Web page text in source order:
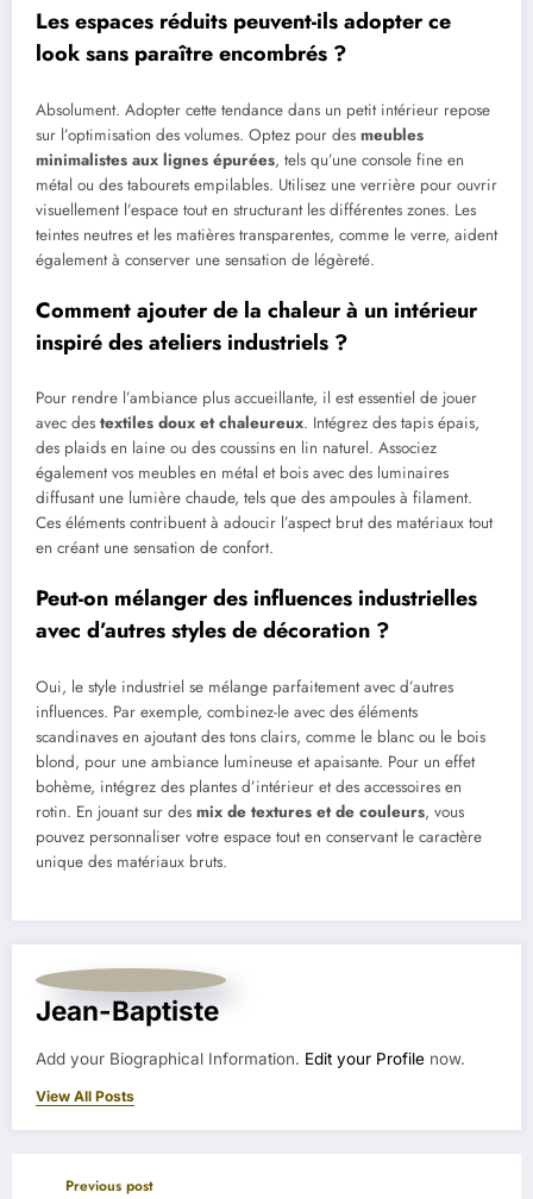
Les espaces réduits peuvent-ils adopter ce
look sans paraître encombrés ?
Absolument. Adopter cette tendance dans un petit intérieur repose
sur l’optimisation des volumes. Optez pour des meubles
minimalistes aux lignes épurées, tels qu’une console fine en
métal ou des tabourets empilables. Utilisez une verrière pour ouvrir
visuellement l’espace tout en structurant les différentes zones. Les
teintes neutres et les matières transparentes, comme le verre, aident
également à conserver une sensation de légèreté.
Comment ajouter de la chaleur à un intérieur
inspiré des ateliers industriels ?
Pour rendre l’ambiance plus accueillante, il est essentiel de jouer
avec des textiles doux et chaleureux. Intégrez des tapis épais,
des plaids en laine ou des coussins en lin naturel. Associez
également vos meubles en métal et bois avec des luminaires
diffusant une lumière chaude, tels que des ampoules à filament.
Ces éléments contribuent à adoucir l’aspect brut des matériaux tout
en créant une sensation de confort.
Peut-on mélanger des influences industrielles
avec d’autres styles de décoration ?
Oui, le style industriel se mélange parfaitement avec d’autres
influences. Par exemple, combinez-le avec des éléments
scandinaves en ajoutant des tons clairs, comme le blanc ou le bois
blond, pour une ambiance lumineuse et apaisante. Pour un effet
bohème, intégrez des plantes d’intérieur et des accessoires en
rotin. En jouant sur des mix de textures et de couleurs, vous
pouvez personnaliser votre espace tout en conservant le caractère
unique des matériaux bruts.
Jean-Baptiste
Add your Biographical Information. Edit your Profile now.
View All Posts
Previous post